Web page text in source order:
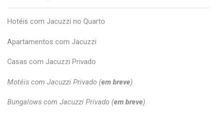
Hotéis com Jacuzzi no Quarto
Apartamentos com Jacuzzi
Casas com Jacuzzi Privado
Motéis com Jacuzzi Privado (em breve)
Bungalows com Jacuzzi Privado (em breve)